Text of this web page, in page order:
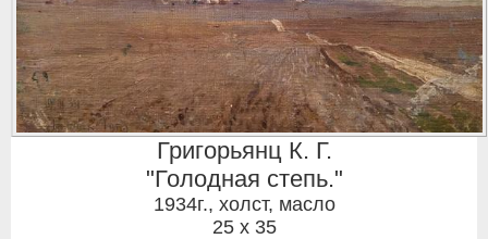
Григорьянц К. Г.
"Голодная степь."
1934г., холст, масло
25 x 35